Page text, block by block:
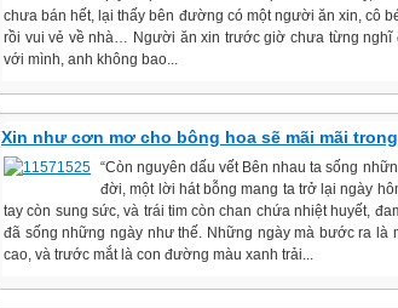
chưa bán hết, lại thấy bên đường có một người ăn xin, cô
rồi vui vẻ về nhà… Người ăn xin trước giờ chưa từng nghĩ
với mình, anh không bao...
Xin như cơn mơ cho bông hoa sẽ mãi mãi
“Còn nguyên dấu vết Bên nhau ta sống
đời, một lời hát bỗng mang ta trở lại ngày
tay còn sung sức, và trái tim còn chan chứa nhiệt huyết,
đã sống những ngày như thế. Những ngày mà bước ra là
cao, và trước mắt là con đường màu xanh trải...